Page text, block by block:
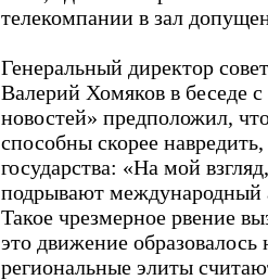
телекомпании в зал
Генеральный директор
Валерий Хомяков в беседе
новостей» предположил,
способны скорее
государства: «На мой
подрывают международный
Такое чрезмерное рвение
это движение
региональные элиты